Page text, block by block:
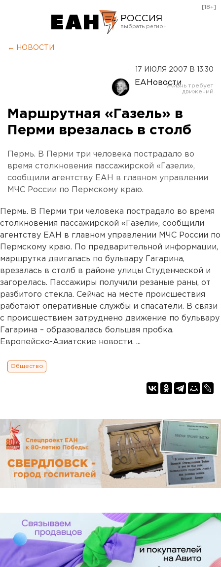
РОССИЯ
Оренбург
[18+]
← НОВОСТИ
17 ИЮЛЯ 2007 В 13:30
ЕАНовости
Маршрутная «Газель» в
Перми врезалась в столб
Пермь. В Перми три человека пострадало во
время столкновения пассажирской «Газели»,
сообщили агентству ЕАН в главном управлении
МЧС России по Пермскому краю.
Пермь. В Перми три человека пострадало во время
столкновения пассажирской «Газели», сообщили
агентству ЕАН в главном управлении МЧС России по
Пермскому краю. По предварительной информации,
маршрутка двигалась по бульвару Гагарина,
врезалась в столб в районе улицы Студенческой и
загорелась. Пассажиры получили резаные раны, от
разбитого стекла. Сейчас на месте происшествия
работают оперативные службы и спасатели. В связи
с происшествием затруднено движение по бульвару
Гагарина – образовалась большая пробка.
Европейско-Азиатские новости. ...
Общество